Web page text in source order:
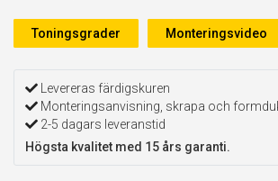
Toningsgrader Monteringsvideo
Levereras färdigskuren
Monteringsanvisning, skrapa och
2-5 dagars leveranstid
Högsta kvalitet med 15 års garanti.